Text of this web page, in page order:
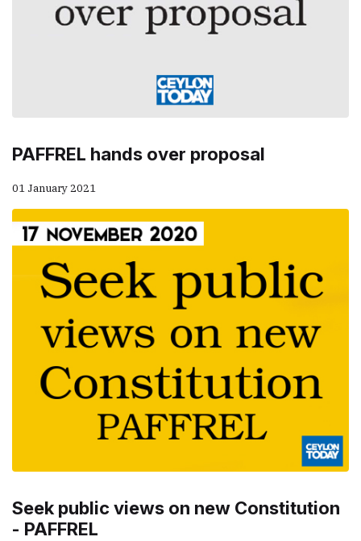
PAFFREL hands over proposal
01 January 2021
Seek public views on new Constitution
- PAFFREL